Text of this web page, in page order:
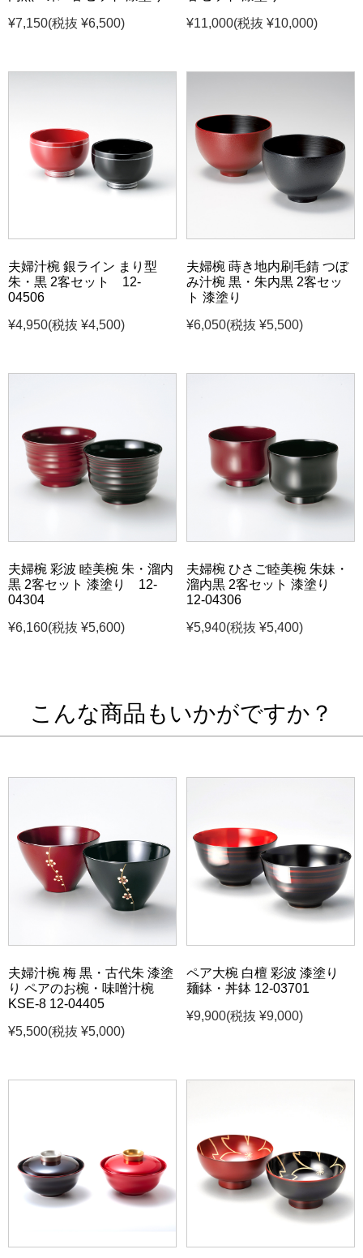
¥7,150(税抜 ¥6,500)
¥11,000(税抜 ¥10,000)
夫婦汁椀 銀ライン まり型
朱・黒 2客セット 12-
04506
¥4,950(税抜 ¥4,500)
夫婦椀 蒔き地内刷毛錆 つぼ
み汁椀 黒・朱内黒 2客セッ
ト 漆塗り
¥6,050(税抜 ¥5,500)
夫婦椀 彩波 睦美椀 朱・溜内
黒 2客セット 漆塗り 12-
04304
¥6,160(税抜 ¥5,600)
夫婦椀 ひさご睦美椀 朱妹・
溜内黒 2客セット 漆塗り
12-04306
¥5,940(税抜 ¥5,400)
こんな商品もいかがですか？
夫婦汁椀 梅 黒・古代朱 漆塗
り ペアのお椀・味噌汁椀
KSE-8 12-04405
¥5,500(税抜 ¥5,000)
ペア大椀 白檀 彩波 漆塗り
麺鉢・丼鉢 12-03701
¥9,900(税抜 ¥9,000)